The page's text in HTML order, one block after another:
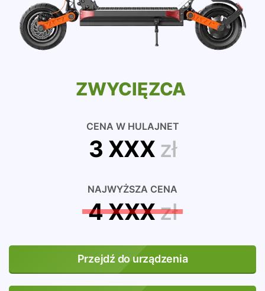
ZWYCIĘZCA
CENA W HULAJNET
3 XXX zł
NAJWYŻSZA CENA
4 XXXzł
Przejdź do urządzenia